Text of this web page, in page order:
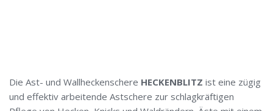
Die Ast- und Wallheckenschere HECKENBLITZ ist eine zügig
und effektiv arbeitende Astschere zur schlagkräftigen